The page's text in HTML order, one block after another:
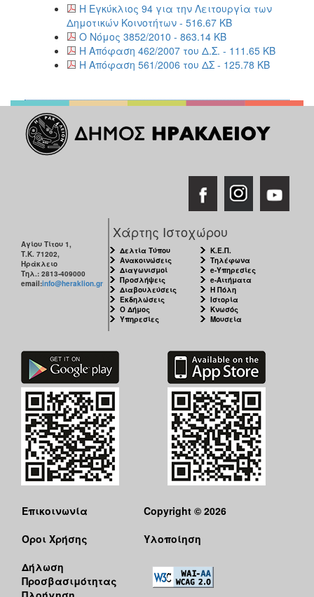
Η Εγκύκλιος 94 για την Λειτουργία των
Δημοτικών Κοινοτήτων - 516.67 KB
Ο Νόμος 3852/2010 - 863.14 KB
Η Απόφαση 462/2007 του Δ.Σ. - 111.65 KB
Η Απόφαση 561/2006 του ΔΣ - 125.78 KB
Αγίου Τίτου 1,
Τ.Κ. 71202,
Ηράκλειο
Τηλ.: 2813-409000
email:info@heraklion.gr
Χάρτης Ιστοχώρου
Δελτία Τύπου
Ανακοινώσεις
Διαγωνισμοί
Προσλήψεις
Διαβουλεύσεις
Εκδηλώσεις
Ο Δήμος
Υπηρεσίες
Κ.Ε.Π.
Τηλέφωνα
e-Υπηρεσίες
e-Αιτήματα
Η Πόλη
Ιστορία
Κνωσός
Μουσεία
Επικοινωνία
Όροι Χρήσης
Δήλωση
Προσβασιμότητας
Copyright © 2026
Υλοποίηση